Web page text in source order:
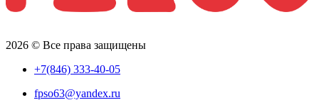
2026 © Все права защищены
+7(846) 333-40-05
fpso63@yandex.ru